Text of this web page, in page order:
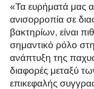
«Τα ευρήματά μας
ανισορροπία σε
βακτηρίων, είναι
σημαντικό ρόλο
ανάπτυξη της
διαφορές μεταξύ
επικεφαλής